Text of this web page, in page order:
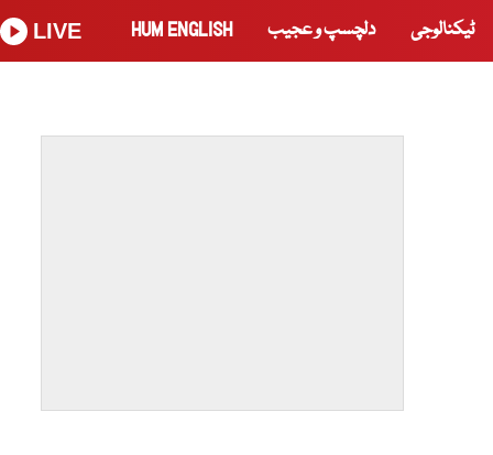
ٹیکنالوجی دلچسپ و عجیب HUM ENGLISH
LIVE